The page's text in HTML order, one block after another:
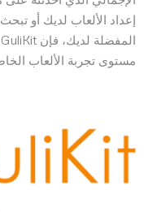
إعداد الألعاب لديك أو
مستوى تجربة الألعاب